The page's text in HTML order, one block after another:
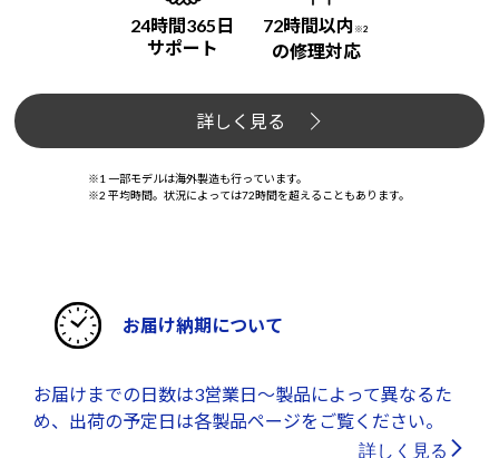
24時間365日
サポート
72時間以内 ※2
の修理対応
詳しく見る
※1 一部モデルは海外製造も行っています。
※2 平均時間。状況によっては72時間を超えることもあります。
お届け納期について
お届けまでの日数は3営業日～製品によって異なるた
め、出荷の予定日は各製品ページをご覧ください。
詳しく見る